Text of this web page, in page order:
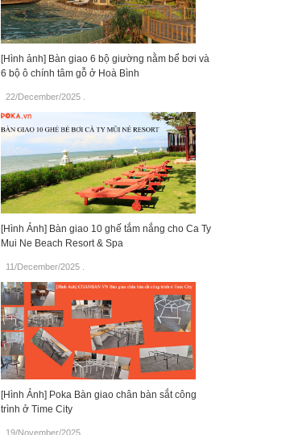
[Hình ảnh] Bàn giao 6 bộ giường nằm bể bơi và
6 bộ ô chính tâm gỗ ở Hoà Bình
22/December/2025.
[Hình Ảnh] Bàn giao 10 ghế tắm nắng cho Ca Ty
Mui Ne Beach Resort & Spa
11/December/2025.
[Hình Ảnh] Poka Bàn giao chân bàn sắt công
trình ở Time City
19/November/2025.